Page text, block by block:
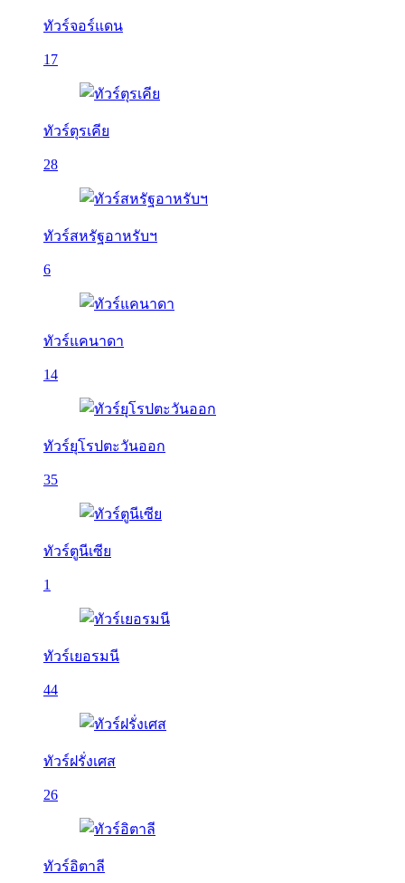
ทัวร์จอร์แดน
17
ทัวร์ตุรเคีย
28
ทัวร์สหรัฐอาหรับฯ
6
ทัวร์แคนาดา
14
ทัวร์ยุโรปตะวันออก
35
ทัวร์ตูนีเซีย
1
ทัวร์เยอรมนี
44
ทัวร์ฝรั่งเศส
26
ทัวร์อิตาลี